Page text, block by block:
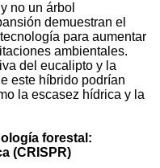
no un árbol
demuestran el
para aumentar
ambientales.
del eucalipto y la
este híbrido podrían
la escasez hídrica y la
forestal:
(CRISPR)